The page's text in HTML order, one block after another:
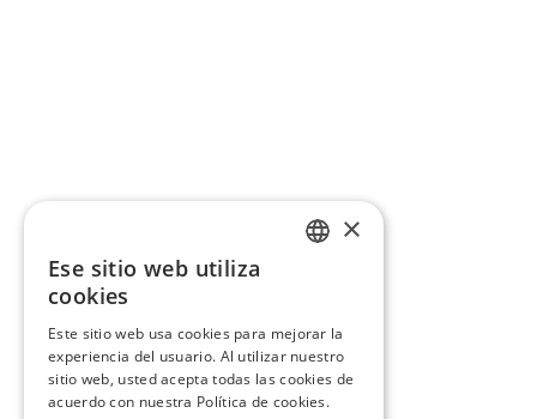
×
Ese sitio web utiliza
cookies
Este sitio web usa cookies para mejorar la
experiencia del usuario. Al utilizar nuestro
sitio web, usted acepta todas las cookies de
acuerdo con nuestra Política de cookies.